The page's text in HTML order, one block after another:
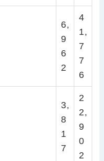
6,
9
6
2
4
1,
7
7
6
3,
8
1
7
2
2,
9
0
2